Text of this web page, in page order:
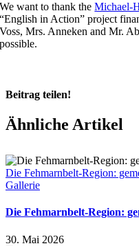
We want to thank theMichael-
“English in Action” project
Voss, Mrs. Anneken and Mr.
possible.
Beitrag teilen!
Facebook
X
Pinterest
Ähnliche Artikel
Die Fehmarnbelt-Region:
Gallerie
Die Fehmarnbelt-Region:
30. Mai 2026